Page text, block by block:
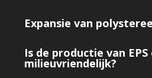
Expansie van
Is de productie van
milieuvriendelijk?